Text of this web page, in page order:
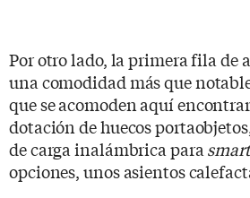
Por otro lado, la primera fila de
una comodidad más que
que se acomoden aquí
dotación de huecos
de carga inalámbrica para
opciones, unos asientos